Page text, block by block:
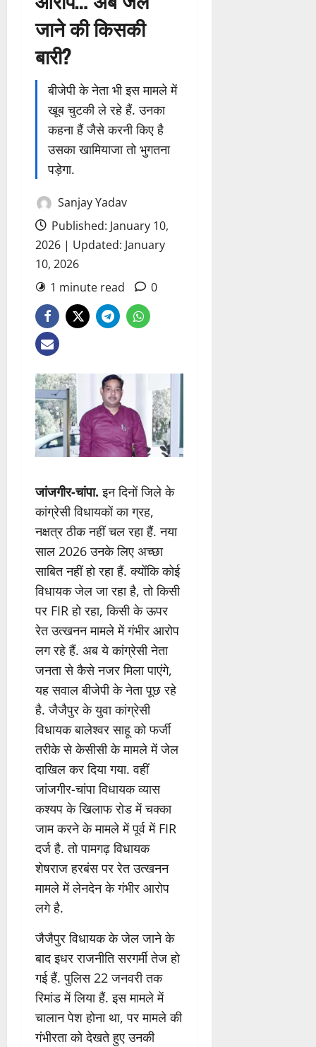
जाने की किसकी
बारी?
बीजेपी के नेता भी इस मामले में
खूब चुटकी ले रहे हैं. उनका
कहना हैं जैसे करनी किए है
उसका खामियाजा तो भुगतना
पड़ेगा.
Sanjay Yadav
Published: January 10,
2026 | Updated: January
10, 2026
1 minute read
0
जांजगीर-चांपा.इन दिनों जिले के
कांग्रेसी विधायकों का ग्रह,
नक्षत्र ठीक नहीं चल रहा हैं. नया
साल 2026 उनके लिए अच्छा
साबित नहीं हो रहा हैं. क्योंकि कोई
विधायक जेल जा रहा है, तो किसी
पर FIR हो रहा, किसी के ऊपर
रेत उत्खनन मामले में गंभीर आरोप
लग रहे हैं. अब ये कांग्रेसी नेता
जनता से कैसे नजर मिला पाएंगे,
यह सवाल बीजेपी के नेता पूछ रहे
है. जैजैपुर के युवा कांग्रेसी
विधायक बालेश्वर साहू को फर्जी
तरीके से केसीसी के मामले में जेल
दाखिल कर दिया गया. वहीं
जांजगीर-चांपा विधायक व्यास
कश्यप के खिलाफ रोड में चक्का
जाम करने के मामले में पूर्व में FIR
दर्ज है. तो पामगढ़ विधायक
शेषराज हरबंस पर रेत उत्खनन
मामले में लेनदेन के गंभीर आरोप
लगे है.
जैजैपुर विधायक के जेल जाने के
बाद इधर राजनीति सरगर्मी तेज हो
गई हैं. पुलिस 22 जनवरी तक
रिमांड में लिया हैं. इस मामले में
चालान पेश होना था, पर मामले की
गंभीरता को देखते हुए उनकी